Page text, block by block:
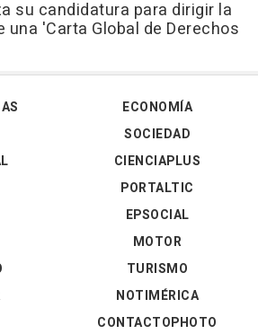
su candidatura para dirigir la
una 'Carta Global de Derechos
ECONOMÍA
SOCIEDAD
CIENCIAPLUS
PORTALTIC
EPSOCIAL
MOTOR
TURISMO
NOTIMÉRICA
CONTACTOPHOTO